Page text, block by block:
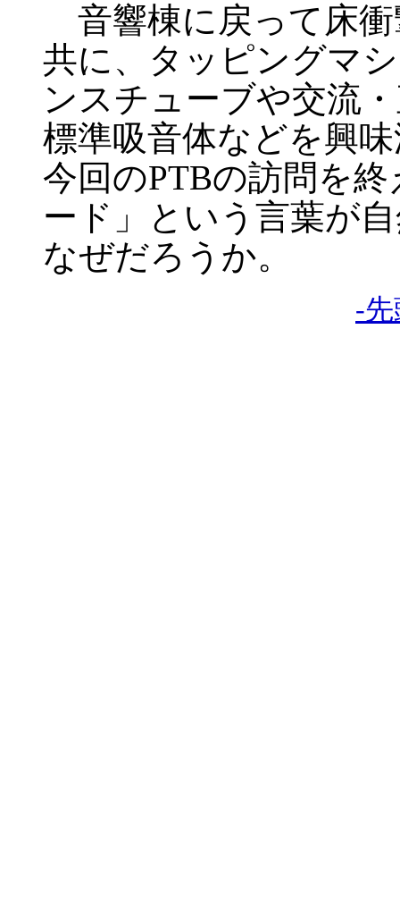
音響棟に戻って床
共に、タッピングマ
ンスチューブや交流
標準吸音体などを興
今回のPTBの訪問を
ード」という言葉が
なぜだろうか。
-